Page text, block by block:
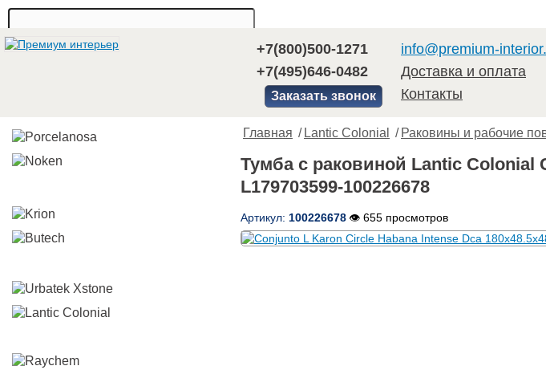
+7(800)500-1271
+7(495)646-0482
Заказать звонок
info@premium-
Доставка и оплата
Контакты
Главная / Lantic Colonial / Раковины и рабочие
Тумба с раковиной Lantic Colonial
L179703599-100226678
Артикул: 100226678 👁 655 просмотров